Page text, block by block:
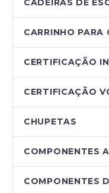
CADEIRAS DE
CARRINHO PARA
CERTIFICAÇÃO
CERTIFICAÇÃO
CHUPETAS
COMPONENTES
COMPONENTES